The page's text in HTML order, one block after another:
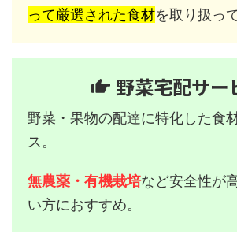
って厳選された食材を取り扱っ
野菜宅配サー
野菜・果物の配達に特化した食
ス。
無農薬・有機栽培など安全性が
い方におすすめ。